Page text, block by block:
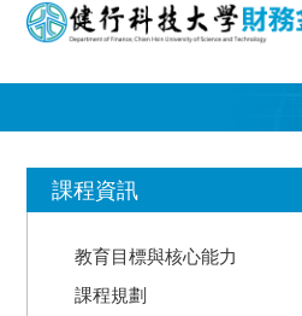
課程資訊
教育目標與核心能力
課程規劃